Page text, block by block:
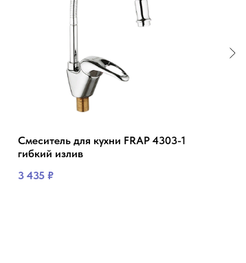
Смеситель для кухни FRAP 4303-1
гибкий излив
3 435 ₽